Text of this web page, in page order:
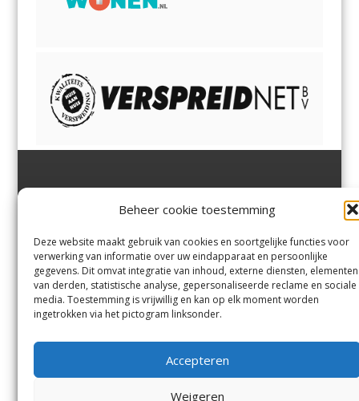
Beheer cookie toestemming
Deze website maakt gebruik van cookies en soortgelijke functies voor
verwerking van informatie over uw eindapparaat en persoonlijke
gegevens. Dit omvat integratie van inhoud, externe diensten, elementen
van derden, statistische analyse, gepersonaliseerde reclame en sociale
media. Toestemming is vrijwillig en kan op elk moment worden
ingetrokken via het pictogram linksonder.
Accepteren
Weigeren
Margadantstraat 34
0255-533900
info@jutter.nlofinfo@hofgee
st.nl
Velserbroek,Velsen-Zuid,
Zuid,Driehuisen
Spaarnwoude.
Contact
Andere uitgaven
Voorwaarden